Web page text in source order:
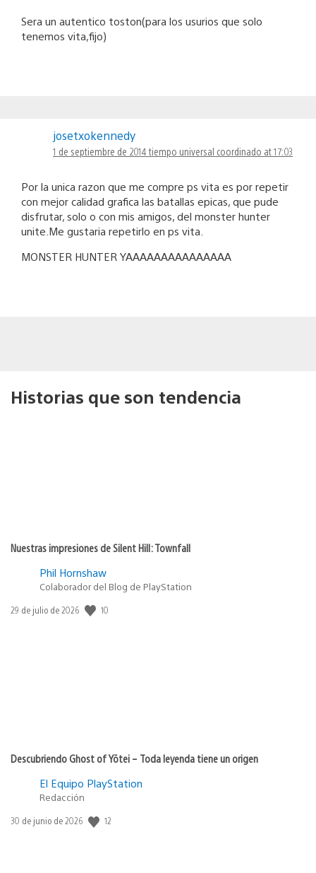
Sera un autentico toston(para los usurios que solo
tenemos vita,fijo)
josetxokennedy
1 de septiembre de 2014 tiempo universal coordinado at 17:03
Por la unica razon que me compre ps vita es por repetir
con mejor calidad grafica las batallas epicas, que pude
disfrutar, solo o con mis amigos, del monster hunter
unite.Me gustaria repetirlo en ps vita.
MONSTER HUNTER YAAAAAAAAAAAAAAA
Historias que son tendencia
Nuestras impresiones de Silent Hill: Townfall
Phil Hornshaw
Colaborador del Blog de PlayStation
Fecha
29 de julio de 2026 10
Descubriendo Ghost of Yōtei – Toda leyenda tiene un origen
El Equipo PlayStation
Redacción
Fecha
30 de junio de 2026 12